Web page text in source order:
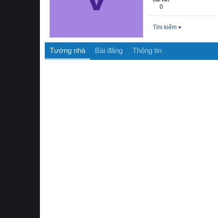
0
Tìm kiếm
Tường nhà Bài đăng Thông tin